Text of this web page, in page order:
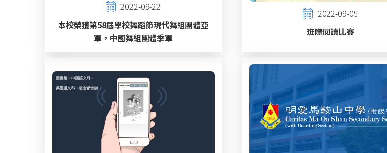
2022-09-22
本校榮獲第58屆學校舞蹈節現代舞組團體亞
軍，中國舞組團體季軍
2022-09-09
班際閱讀比賽